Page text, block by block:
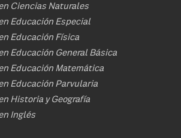
Ciencias Naturales
Educación Especial
Educación Física
Educación General Básica
Educación Matemática
Educación Parvularia
Historia y Geografía
Inglés